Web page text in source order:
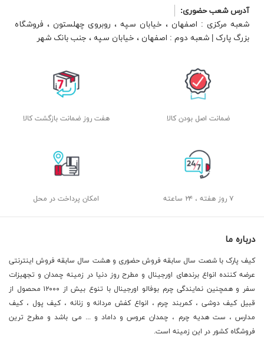
آدرس شعب حضوری:
شعبه مرکزی : اصفهان ، خیابان سپه ، روبروی چهلستون ، فروشگاه
بزرگ پارک | شعبه دوم : اصفهان ، خیابان سپه ، جنب بانک شهر
ضمانت اصل بودن کالا هفت روز ضمانت بازگشت کالا
۷ روز هفته ، ۲۴ ساعته امکان پرداخت در محل
درباره ما
کیف پارک با شصت سال سابقه فروش حضوری و هشت سال سابقه فروش اینترنتی
عرضه کننده انواع برندهای اورجینال و مطرح روز دنیا در زمینه چمدان و تجهیزات
سفر و همچنین نمایندگی چرم بوفالو اورجینال با تنوع بیش از ۱۲۰۰۰ محصول از
قبیل کیف دوشی ، کمربند چرم ، انواع کفش مردانه و زنانه ، کیف پول ، کیف
مدارس ، ست هدیه چرم ، چمدان عروس و داماد و ... می باشد و مطرح ترین
فروشگاه کشور در این زمینه است.